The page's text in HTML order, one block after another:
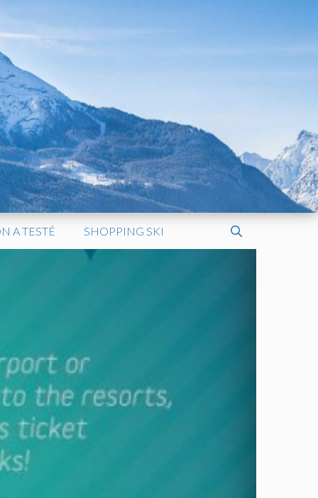
A TESTÉ SHOPPING SKI